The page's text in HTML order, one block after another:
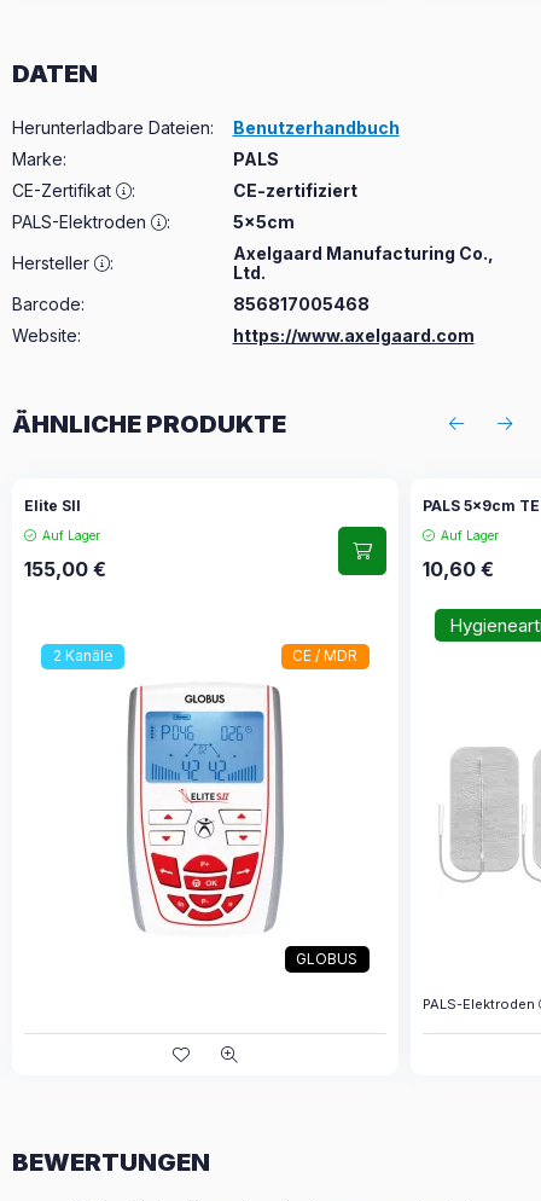
DATEN
Herunterladbare Dateien:
Benutzerhandbuch
Marke:
PALS
CE-Zertifikat
:
CE-zertifiziert
PALS-Elektroden
:
5x5cm
Hersteller
:
Axelgaard Manufacturing Co.,
Ltd.
Barcode:
856817005468
Website:
https://www.axelgaard.com
ÄHNLICHE PRODUKTE
Elite SII
Auf Lager
155,00 €
2 Kanäle CE / MDR
GLOBUS
PALS 5x9cm
Auf Lager
10,60€
PALS-Elektroden
BEWERTUNGEN